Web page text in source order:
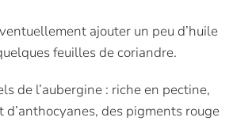
ajouter un peu d’huile
feuilles de coriandre.
de l’aubergine : riche en pectine,
d’anthocyanes, des pigments rouge